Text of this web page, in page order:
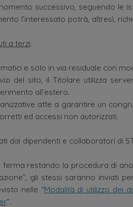
successivo, seguendo le
l’interessato potrà, altresì,
a terzi.
e solo in via residuale con
del sito, il Titolare utilizza
all’estero.
atte a garantire un
ed accessi non autorizzati.
dai dipendenti e collaboratori di
restando la procedura di
gli stessi saranno inviati
nelle “Modalità di utilizzo dei
“.